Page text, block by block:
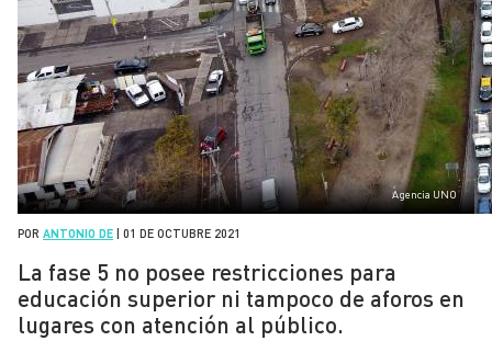
Agencia UNO
POR ANTONIO DE 01 DE OCTUBRE 2021
La fase 5 no posee restricciones para
educación superior ni tampoco de aforos en
lugares con atención al público.